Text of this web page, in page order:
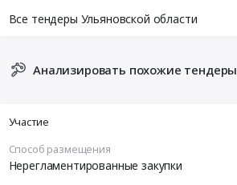
Все тендеры Ульяновской области
Анализировать похожие тендеры
Участие
Способ размещения
Нерегламентированные закупки